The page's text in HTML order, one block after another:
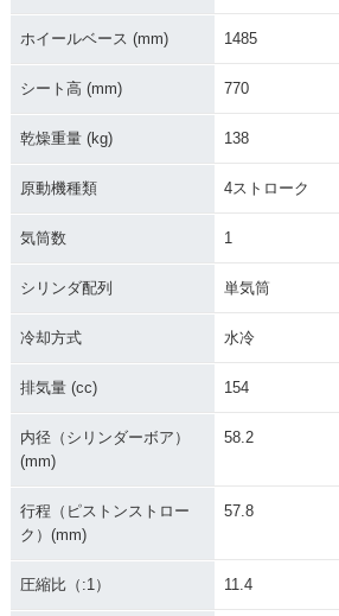
ホイールベース (mm) 1485
シート高 (mm) 770
乾燥重量 (kg) 138
原動機種類 4ストローク
気筒数 1
シリンダ配列 単気筒
冷却方式 水冷
排気量 (cc) 154
内径（シリンダーボア）
(mm)
58.2
行程（ピストンストロー
ク）(mm)
57.8
圧縮比（:1） 11.4